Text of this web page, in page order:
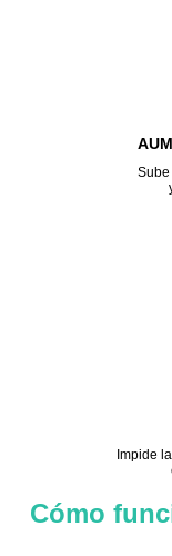
Impide
Cómo